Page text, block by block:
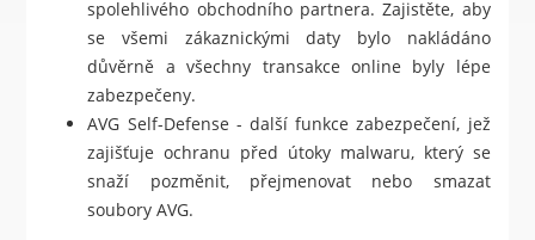
spolehlivého obchodního partnera. Zajistěte, aby
se všemi zákaznickými daty bylo nakládáno
důvěrně a všechny transakce online byly lépe
zabezpečeny.
AVG Self-Defense - další funkce zabezpečení, jež
zajišťuje ochranu před útoky malwaru, který se
snaží pozměnit, přejmenovat nebo smazat
soubory AVG.